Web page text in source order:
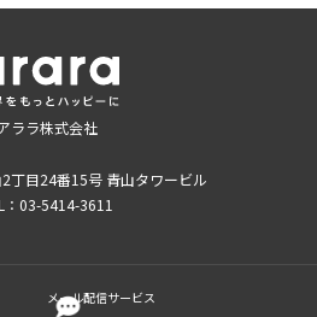
ララ株式会社
丁目24番15号 青山タワービル
：03-5414-3611
メール配信サービス